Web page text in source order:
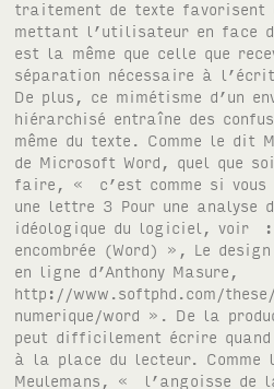
traitement de texte favorisent
mettant l’utilisateur en face
est la même que celle que
séparation nécessaire à
De plus, ce mimétisme d’un
hiérarchisé entraîne des
même du texte. Comme le dit
de Microsoft Word, quel que
faire, « c’est comme si vous
une lettre 3 Pour une analyse
idéologique du logiciel, voir
encombrée (Word) », Le
en ligne d’Anthony Masure,
http://www.softphd.com/
numerique/word ». De la
peut difficilement écrire quand
à la place du lecteur. Comme
Meulemans, « l’angoisse de